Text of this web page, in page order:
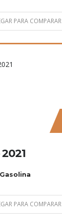
PARA COMPARAR
Gasolina
PARA COMPARAR